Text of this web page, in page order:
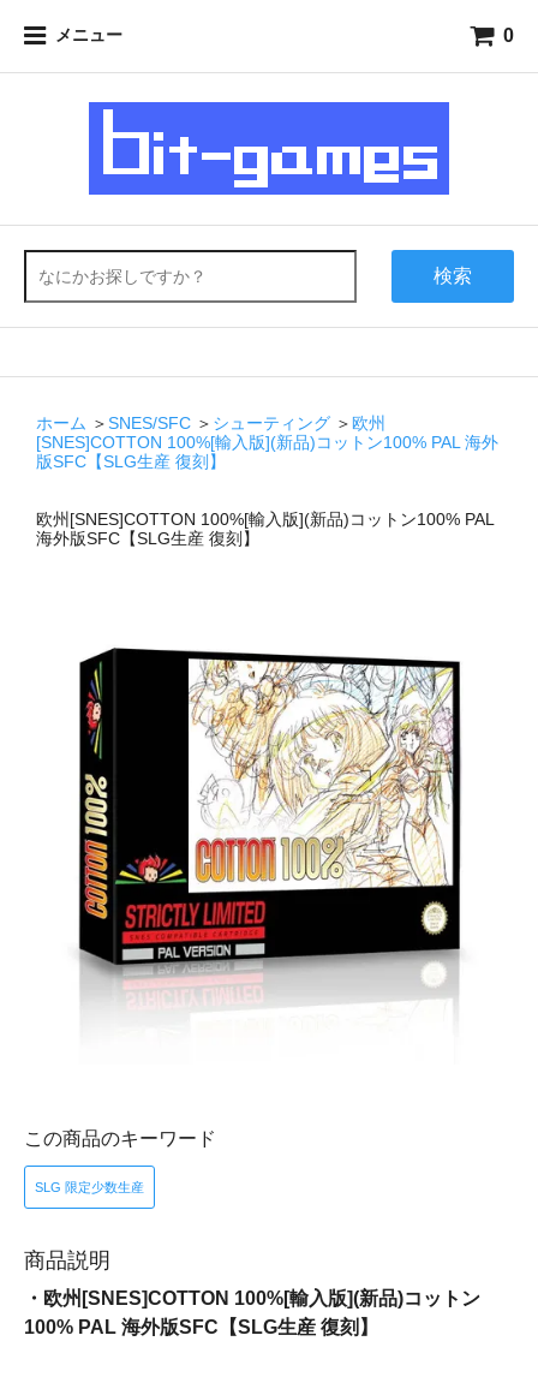
メニュー 0
検索
ホーム ＞SNES/SFC ＞ シューティング ＞欧州
[SNES]COTTON 100%[輸入版](新品)コットン100% PAL 海外
版SFC【SLG生産 復刻】
欧州[SNES]COTTON 100%[輸入版](新品)コットン100% PAL
海外版SFC【SLG生産 復刻】
この商品のキーワード
SLG 限定少数生産
商品説明
・欧州[SNES]COTTON 100%[輸入版](新品)コットン
100% PAL 海外版SFC【SLG生産 復刻】